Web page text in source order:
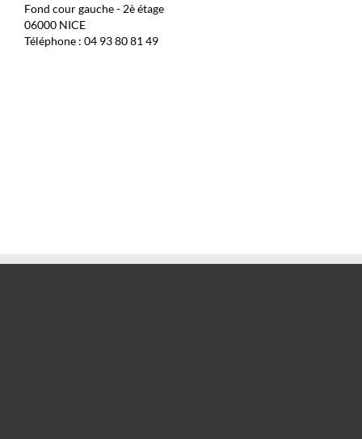
Fond cour gauche - 2è étage
06000 NICE
Téléphone : 04 93 80 81 49